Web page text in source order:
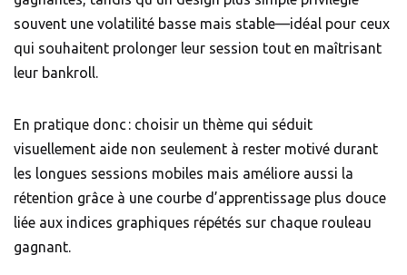
souvent une volatilité basse mais stable—idéal pour ceux
qui souhaitent prolonger leur session tout en maîtrisant
leur bankroll.
En pratique donc : choisir un thème qui séduit
visuellement aide non seulement à rester motivé durant
les longues sessions mobiles mais améliore aussi la
rétention grâce à une courbe d’apprentissage plus douce
liée aux indices graphiques répétés sur chaque rouleau
gagnant.